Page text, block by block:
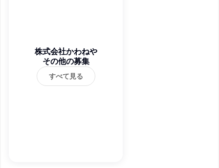
株式会社かわねや
その他の募集
すべて見る